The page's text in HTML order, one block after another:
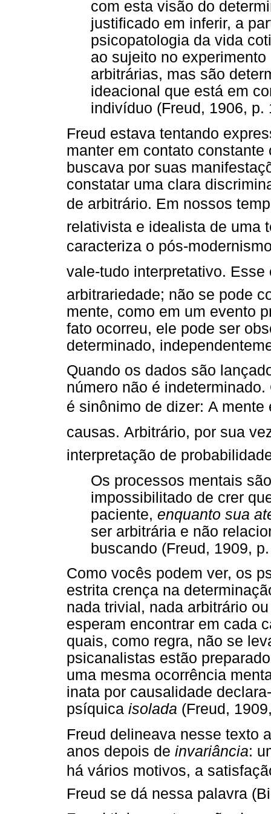
com esta visão do
justificado em inferir, a
psicopatologia da vida
ao sujeito no
arbitrárias, mas são
ideacional que está em
indivíduo (Freud, 1906, p.
Freud estava tentando
manter em contato
buscava por suas
constatar uma clara
de arbitrário. Em nossos
relativista e idealista de uma
caracteriza o pós-
vale-tudo interpretativo.
arbitrariedade; não se pode
mente, como em um evento
fato ocorreu, ele pode ser
determinado,
Quando os dados são
número não é
é sinônimo de dizer: A
causas. Arbitrário, por sua
interpretação de
Os processos mentais
impossibilitado de crer
paciente, enquanto sua
ser arbitrária e não
buscando (Freud, 1909,
Como vocês podem ver, os
estrita crença na
nada trivial, nada arbitrário
esperam encontrar em cada
quais, como regra, não se
psicanalistas estão
uma mesma ocorrência
inata por causalidade
psíquica isolada (Freud,
Freud delineava nesse texto
anos depois de invariância:
há vários motivos, a
Freud se dá nessa palavra